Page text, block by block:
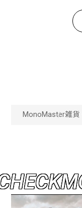
MonoMaster雑貨
HECKM